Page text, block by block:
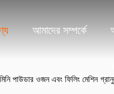
আমাদের সম্পর্কে
পাউডার ওজন এবং ফিলিং মেশিন